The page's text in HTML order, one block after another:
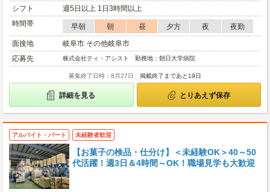
シフト
週5日以上 1日3時間以上
時間帯
早朝 朝 昼 夕方 夜
夜勤
面接地
岐阜市 その他岐阜市
応募先
株式会社ティ・アシスト 勤務地：朝日大学病院
募集終了日時：8月27日 掲載終了まであと19日
詳細を見る とりあえず保存
アルバイト・パート 未経験者歓迎
【お菓子の検品・仕分け】＜未経験OK＞40～50
代活躍！週3日＆4時間～OK！職場見学も大歓迎